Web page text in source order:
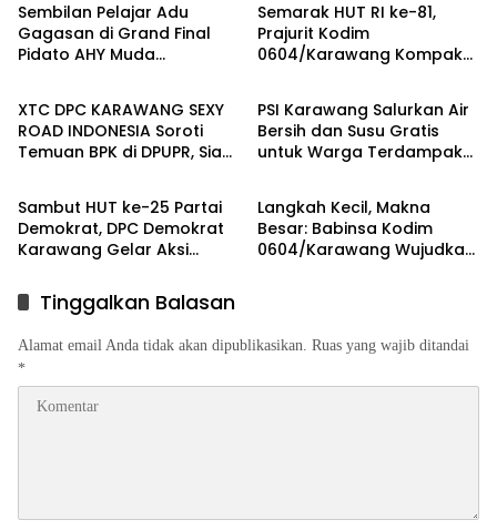
Sembilan Pelajar Adu
Gagasan di Grand Final
Pidato AHY Muda
Semarak HUT RI ke-81,
Prajurit Kodim
0604/Karawang Kompak
Berita
XTC DPC KARAWANG SEXY
ROAD INDONESIA Soroti
Temuan BPK di DPUPR, Siap
Berita
PSI Karawang Salurkan Air
Bersih dan Susu Gratis
untuk Warga Terdampak
Berita
Sambut HUT ke-25 Partai
Demokrat, DPC Demokrat
Karawang Gelar Aksi
Ciampel
Berita
Langkah Kecil, Makna
Besar: Babinsa Kodim
0604/Karawang Wujudkan
Tinggalkan Balasan
Alamat email Anda tidak akan dipublikasikan. Ruas yang wajib ditandai
*